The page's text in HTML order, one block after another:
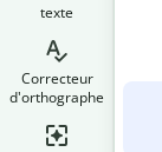
texte
Correcteur
d'orthographe